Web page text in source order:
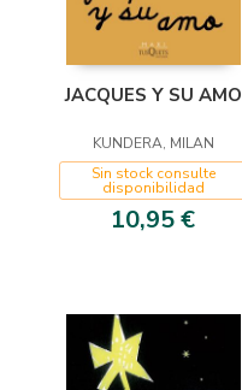
JACQUES Y SU AMO
KUNDERA, MILAN
Sin stock consulte
disponibilidad
10,95 €